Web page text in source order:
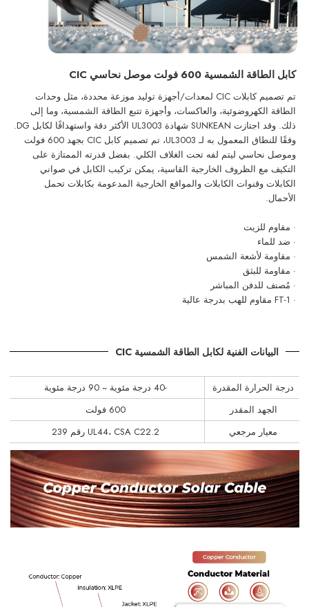
كابل الطاقة الشمسية 600 فولت موصل نحاسي CIC
تم تصميم كابلات CIC لمعدات/أجهزة توليد موزعة محددة، مثل وحدات
الطاقة الكهروضوئية، والعاكسات، وأجهزة تتبع الطاقة الشمسية، وما إلى
ذلك. وقد اجتازت SUNKEAN شهادة UL3003 الأكثر دقة واستهدافًا لكابل DG.
وفقًا للنطاق المعمول به لـ UL3003، تم تصميم كابل CIC بجهد 600 فولت
وموصل نحاسي ليتم لفه تحت الغلاف الكلي. بفضل قدرته الممتازة على
التكيف مع الظروف الخارجية القاسية، يمكن تركيب الكابل في صواني
الكابلات وقنوات الكابلات والمواقع الخارجية المدعومة بكابلات تحمل
الأحمال.
· مقاوم للزيت
· ضد للماء
· مقاومة لأشعة الشمس
· مقاومة للبثق
· مُصنف للدفن المباشر
· FT-1 مقاوم للهب بدرجة عالية
البيانات الفنية لكابل الطاقة الشمسية CIC
درجة الحرارة المقدرة
-40 درجة مئوية ~ 90 درجة مئوية
الجهد المقدر
600 فولت
معيار مرجعي
UL44، CSA C22.2 رقم 239